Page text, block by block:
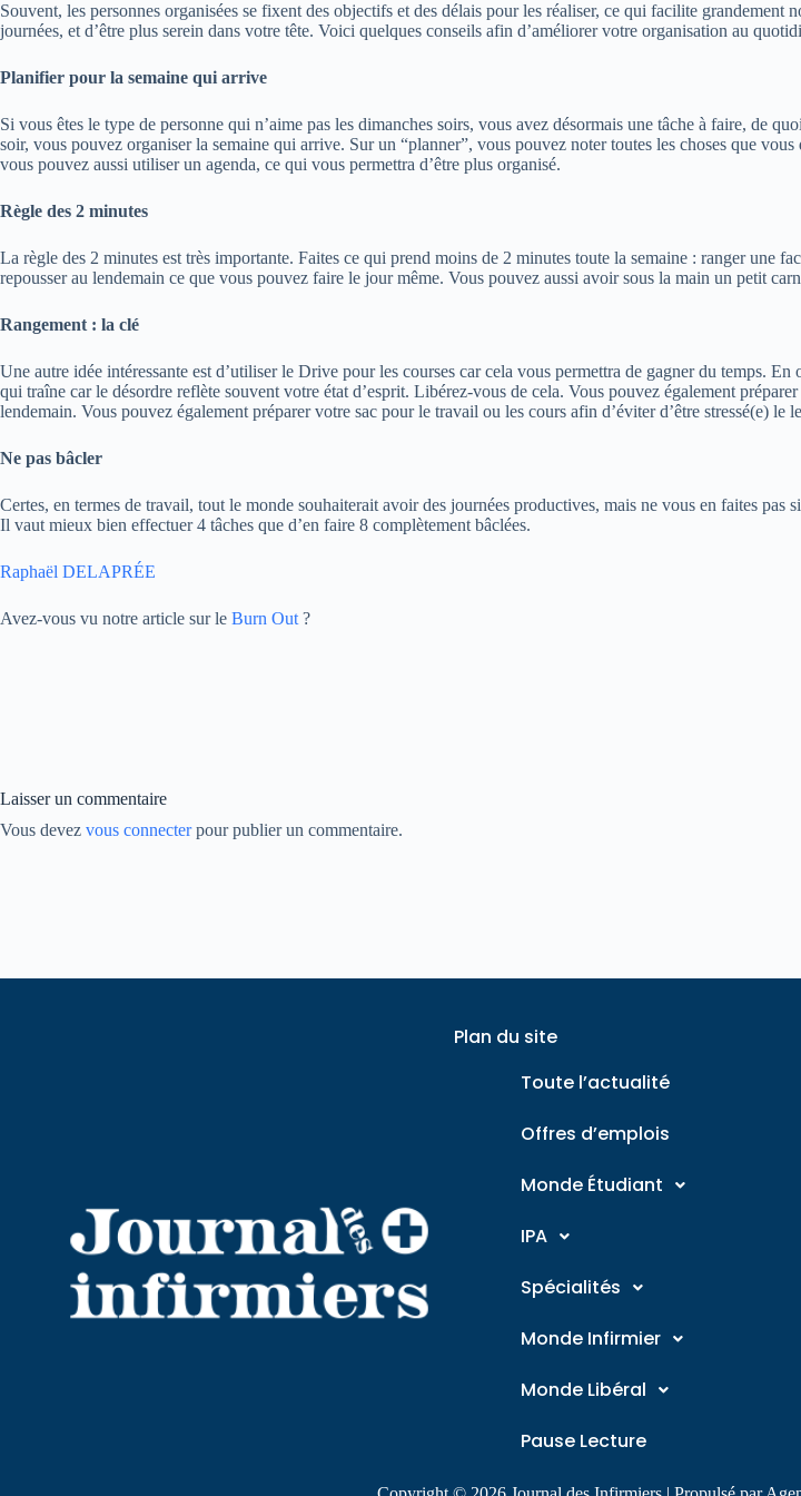
Souvent, les personnes organisées se fixent des objectifs et des délais pour les réaliser, ce qui facilite
journées, et d’être plus serein dans votre tête. Voici quelques conseils afin d’améliorer votre organisation au
Planifier pour la semaine qui arrive
Si vous êtes le type de personne qui n’aime pas les dimanches soirs, vous avez désormais une tâche à faire, de
soir, vous pouvez organiser la semaine qui arrive. Sur un “planner”, vous pouvez noter toutes les choses que
vous pouvez aussi utiliser un agenda, ce qui vous permettra d’être plus organisé.
Règle des 2 minutes
La règle des 2 minutes est très importante. Faites ce qui prend moins de 2 minutes toute la semaine : ranger une
repousser au lendemain ce que vous pouvez faire le jour même. Vous pouvez aussi avoir sous la main un petit
Rangement : la clé
Une autre idée intéressante est d’utiliser le Drive pour les courses car cela vous permettra de gagner du temps.
qui traîne car le désordre reflète souvent votre état d’esprit. Libérez-vous de cela. Vous pouvez également
lendemain. Vous pouvez également préparer votre sac pour le travail ou les cours afin d’éviter d’être stressé(e) le
Ne pas bâcler
Certes, en termes de travail, tout le monde souhaiterait avoir des journées productives, mais ne vous en faites
Il vaut mieux bien effectuer 4 tâches que d’en faire 8 complètement bâclées.
Raphaël DELAPRÉE
Avez-vous vu notre article sur le Burn Out ?
Laisser un commentaire
Vous devez vous connecterpour publier un commentaire.
Plan du site
Toute l’actualité
Offres d’emplois
Monde Étudiant
IPA
Spécialités
Monde Infirmier
Monde Libéral
Pause Lecture